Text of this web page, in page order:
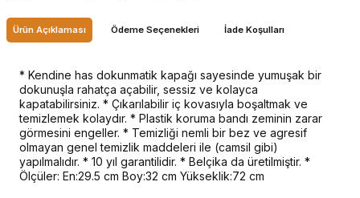
Ürün Açıklaması Ödeme Seçenekleri İade Koşulları
* Kendine has dokunmatik kapağı sayesinde yumuşak bir
dokunuşla rahatça açabilir, sessiz ve kolayca
kapatabilirsiniz. * Çıkarılabilir iç kovasıyla boşaltmak ve
temizlemek kolaydır. * Plastik koruma bandı zeminin zarar
görmesini engeller. * Temizliği nemli bir bez ve agresif
olmayan genel temizlik maddeleri ile (camsil gibi)
yapılmalıdır. * 10 yıl garantilidir. * Belçika da üretilmiştir. *
Ölçüler: En:29.5 cm Boy:32 cm Yükseklik:72 cm